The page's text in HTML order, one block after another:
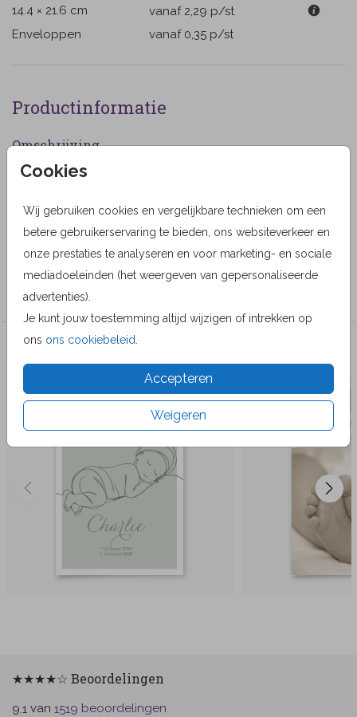
Cookies
Wij gebruiken cookies en vergelijkbare technieken om een
betere gebruikerservaring te bieden, ons websiteverkeer en
onze prestaties te analyseren en voor marketing- en sociale
mediadoeleinden (het weergeven van gepersonaliseerde
advertenties).
Je kunt jouw toestemming altijd wijzigen of intrekken op
ons ons cookiebeleid
Accepteren
Weigeren
14.4 × 21.6 cm
vanaf 2,29 p/st
Enveloppen
vanaf 0,35 p/st
Productinformatie
Omschrijving
Rouwkaart voor een kindje met een tekening van een
Designer
Alma Langerak
Collectie
Veel gekozen producten
★★★★☆ Beoordelingen
9.1 van 1519 beoordelingen